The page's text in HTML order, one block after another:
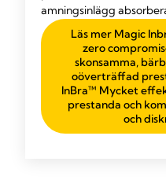
amningsinlägg
att hålla dig torr och
Läs mer Magic
zero
skonsamma,
oöverträffad
InBra™ Mycket
prestanda och
och